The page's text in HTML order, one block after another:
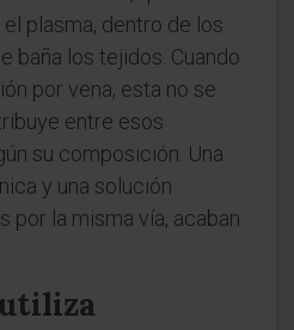
plasma, dentro de los
baña los tejidos. Cuando
por vena, esta no se
entre esos
su composición. Una
y una solución
por la misma vía, acaban